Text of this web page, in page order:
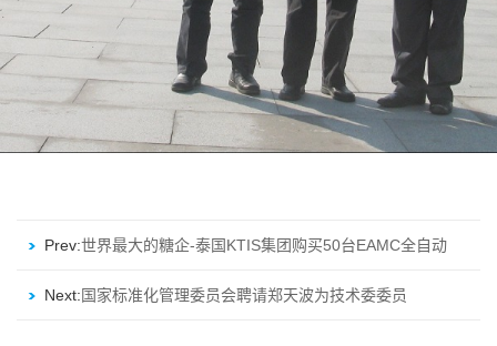
Prev:世界最大的糖企-泰国KTIS集团购买50台EAMC全自动
纸浆模塑设备
Next:国家标准化管理委员会聘请郑天波为技术委委员